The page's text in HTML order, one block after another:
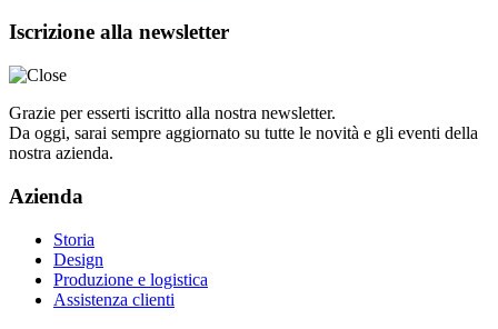
Iscrizione alla newsletter
Grazie per esserti iscritto alla nostra newsletter.
Da oggi, sarai sempre aggiornato su tutte le novità e gli eventi della
nostra azienda.
Azienda
Storia
Design
Produzione e logistica
Assistenza clienti